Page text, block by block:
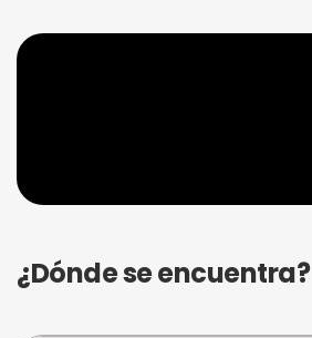
¿Dónde se encuentra?